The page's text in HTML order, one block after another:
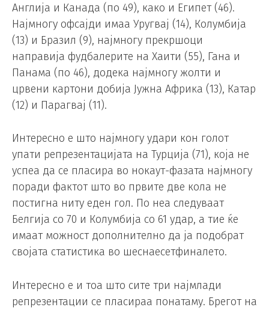
Англија и Канада (по 49), како и Египет (46).
Најмногу офсајди имаа Уругвај (14), Колумбија
(13) и Бразил (9), најмногу прекршоци
направија фудбалерите на Хаити (55), Гана и
Панама (по 46), додека најмногу жолти и
црвени картони добија Јужна Африка (13), Катар
(12) и Парагвај (11).
Интересно е што најмногу удари кон голот
упати репрезентацијата на Турција (71), која не
успеа да се пласира во нокаут-фазата најмногу
поради фактот што во првите две кола не
постигна ниту еден гол. По неа следуваат
Белгија со 70 и Колумбија со 61 удар, а тие ќе
имаат можност дополнително да ја подобрат
својата статистика во шеснаесетфиналето.
Интересно е и тоа што сите три најмлади
репрезентации се пласираа понатаму. Брегот на